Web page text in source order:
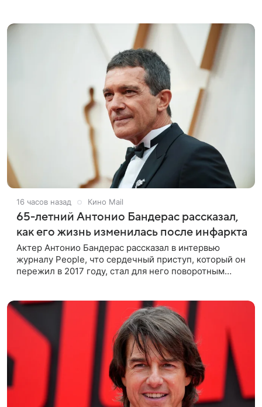
16 часов назад Кино Mail
65-летний Антонио Бандерас рассказал,
как его жизнь изменилась после инфаркта
Актер Антонио Бандерас рассказал в интервью
журналу People, что сердечный приступ, который он
пережил в 2017 году, стал для него поворотным